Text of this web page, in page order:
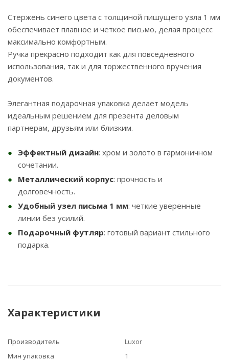
Стержень синего цвета с толщиной пишущего узла 1 мм
обеспечивает плавное и четкое письмо, делая процесс
максимально комфортным.
Ручка прекрасно подходит как для повседневного
использования, так и для торжественного вручения
документов.
Элегантная подарочная упаковка делает модель
идеальным решением для презента деловым
партнерам, друзьям или близким.
Эффектный дизайн: хром и золото в гармоничном
сочетании.
Металлический корпус: прочность и
долговечность.
Удобный узел письма 1 мм: четкие уверенные
линии без усилий.
Подарочный футляр: готовый вариант стильного
подарка.
Характеристики
Производитель
Luxor
Мин упаковка
1